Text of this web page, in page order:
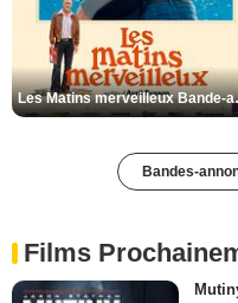
Les
Bandes-
Films